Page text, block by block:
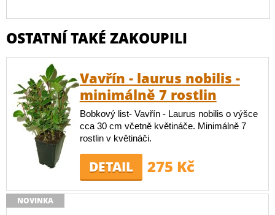
OSTATNÍ TAKÉ ZAKOUPILI
Vavřín - laurus nobilis -
minimálně 7 rostlin
Bobkový list- Vavřín - Laurus nobilis o výšce
cca 30 cm včetně květináče. Minimálně 7
rostlin v květináči.
DETAIL 275 Kč
NOVINKA